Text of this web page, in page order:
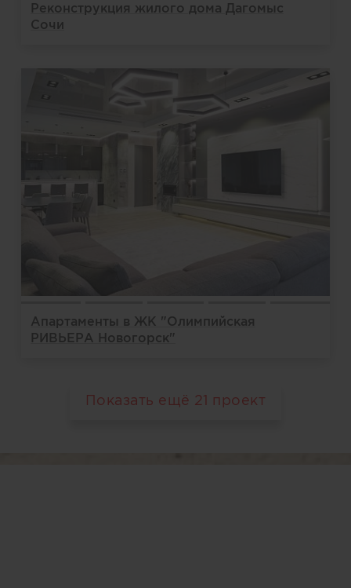
Реконструкция жилого дома Дагомыс
Сочи
Апартаменты в ЖК "Олимпийская
РИВЬЕРА Новогорск"
Показать ещё 21 проект